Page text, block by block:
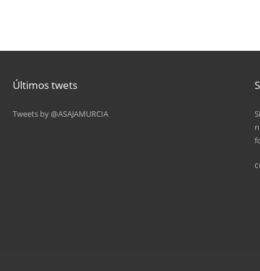
Últimos twets
Tweets by @ASAJAMURCIA